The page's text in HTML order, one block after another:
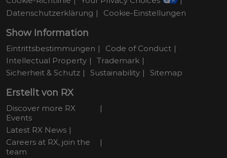
Datenschutzerklärung
Cookie-Einstellungen
Show Information
Eintrittsbestimmungen
Code of Conduct
Intellectual Property
Trademark
Sicherheit & Schutz
Sustainability Sitemap
Erstellt von RX
Discover more RX
Events
Latest RX News
Careers at RX, join the
team